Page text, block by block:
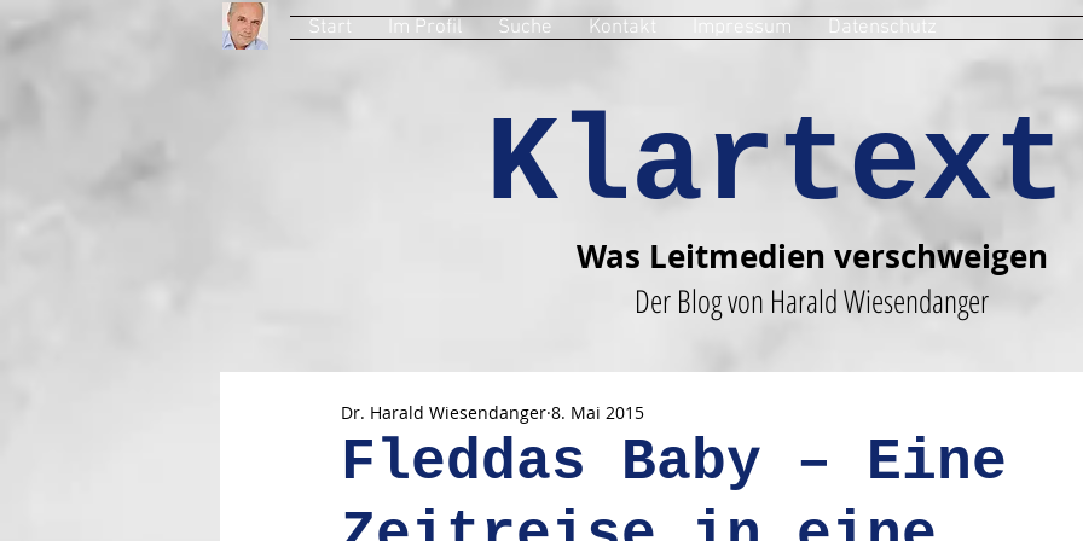
Start Im Profil Suche Kontakt Impressum Datenschutz
Was Leitmedien verschweigen
Der Blog von Harald Wiesendanger
Fleddas Baby – Eine
Dr. Harald Wiesendanger 8. Mai 2015